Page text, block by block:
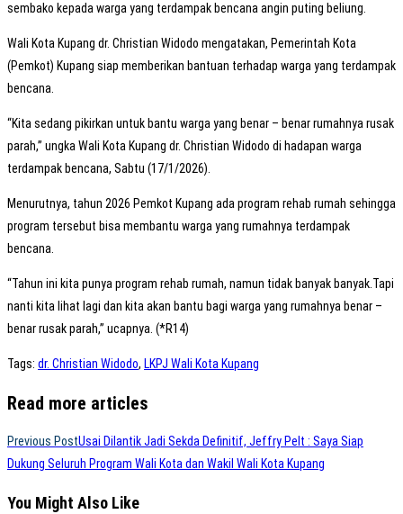
sembako kepada warga yang terdampak bencana angin puting beliung.
Wali Kota Kupang dr. Christian Widodo mengatakan, Pemerintah Kota
(Pemkot) Kupang siap memberikan bantuan terhadap warga yang terdampak
bencana.
“Kita sedang pikirkan untuk bantu warga yang benar – benar rumahnya rusak
parah,” ungka Wali Kota Kupang dr. Christian Widodo di hadapan warga
terdampak bencana, Sabtu (17/1/2026).
Menurutnya, tahun 2026 Pemkot Kupang ada program rehab rumah sehingga
program tersebut bisa membantu warga yang rumahnya terdampak
bencana.
“Tahun ini kita punya program rehab rumah, namun tidak banyak banyak.Tapi
nanti kita lihat lagi dan kita akan bantu bagi warga yang rumahnya benar –
benar rusak parah,” ucapnya. (*R14)
Tags: dr. Christian Widodo, LKPJ Wali Kota Kupang
Read more articles
Previous PostUsai Dilantik Jadi Sekda Definitif, Jeffry Pelt : Saya Siap
Dukung Seluruh Program Wali Kota dan Wakil Wali Kota Kupang
You Might Also Like